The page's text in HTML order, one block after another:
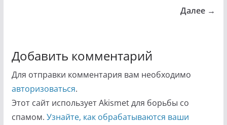
Далее →
Добавить комментарий
Для отправки комментария вам необходимо
авторизоваться.
Этот сайт использует Akismet для борьбы со
спамом. Узнайте, как обрабатываются ваши